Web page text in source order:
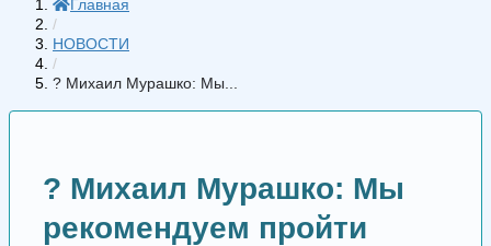
Главная
/
НОВОСТИ
/
? Михаил Мурашко: Мы...
? Михаил Мурашко: Мы
рекомендуем пройти